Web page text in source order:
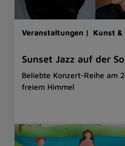
Veranstaltungen | Kunst
Sunset Jazz auf der
Beliebte Konzert-Reihe am
freiem Himmel